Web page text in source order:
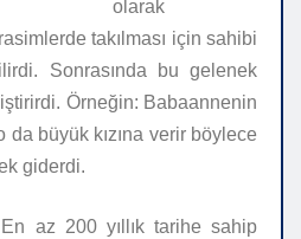
olarak
takılması için sahibi
Sonrasında bu gelenek
Örneğin: Babaannenin
büyük kızına verir böylece
giderdi.
az 200 yıllık tarihe sahip